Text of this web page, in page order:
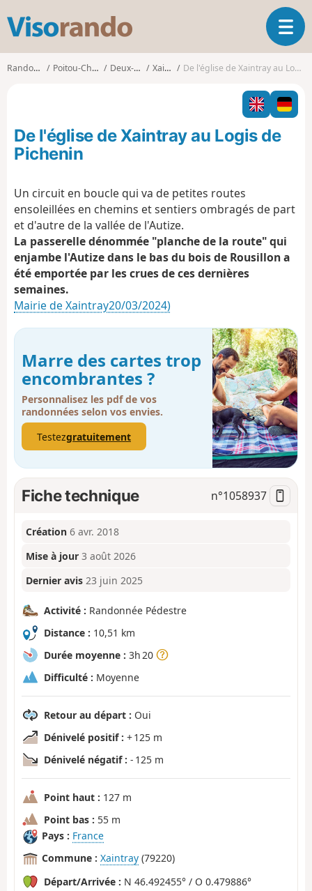
s
o
o
O
u
v
i
r
l
g
t
i
Randonnées Poitou-Charentes Deux-Sèvres Xaintray De l'église de Xaintray au Logis de Pichenin
De l'église de Xaintray au Logis de
Pichenin
Un circuit en boucle qui va de petites routes
ensoleillées en chemins et sentiers ombragés de part
et d'autre de la vallée de l'Autize.
La passerelle dénommée "planche de la route" qui
enjambe l'Autize dans le bas du bois de Rousillon a
été emportée par les crues de ces dernières
semaines.
Mairie de Xaintray20/03/2024)
Marre des cartes trop
encombrantes ?
Personnalisez les pdf de vos
randonnées selon vos envies.
Testezgratuitement
Fiche technique n°1058937
Création 6 avr. 2018
Mise à jour 3 août 2026
Dernier avis 23 juin 2025
Activité : Randonnée Pédestre
Distance : 10,51 km
Durée moyenne : 3h 20
Difficulté : Moyenne
Retour au départ : Oui
Dénivelé positif : + 125 m
Dénivelé négatif : - 125 m
Point haut : 127 m
Point bas : 55 m
Pays : France
Commune : Xaintray (79220)
Départ/Arrivée : N 46.492455° / O 0.479886°